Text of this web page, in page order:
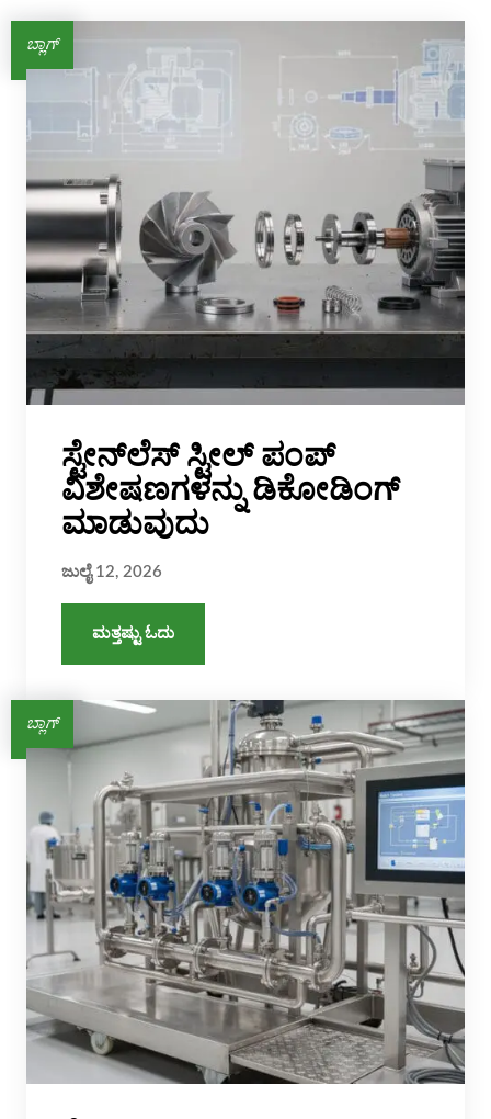
AR
ML
PT
ಬ್ಲಾಗ್
ಸ್ಟೇನ್‌ಲೆಸ್ ಸ್ಟೀಲ್ ಪಂಪ್
ವಿಶೇಷಣಗಳನ್ನು ಡಿಕೋಡಿಂಗ್
ಮಾಡುವುದು
ಜುಲೈ 12, 2026
ಮತ್ತಷ್ಟು ಓದು
ಬ್ಲಾಗ್